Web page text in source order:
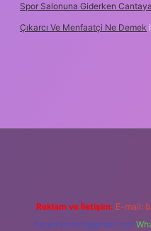
Spor Salonuna Giderken
Çıkarcı Ve Menfaatçi Ne Demek
Reklam ve İletişim: E-mail:
forumhizmeti@gmail.com